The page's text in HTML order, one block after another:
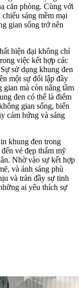
căn phòng. Cùng với
sáng mềm mại
gian sống trở nên
hiện đại không chỉ
việc kết hợp các
sử dụng khung đen
một sự đối lập đầy
mà còn nâng tầm
đen có thể là điểm
gian sống, biến
cảm hứng và sáng
khung đen trong
vẻ đẹp thẩm mỹ
Nhờ vào sự kết hợp
và ánh sáng phù
và tràn đầy sự tinh
ai yêu thích sự